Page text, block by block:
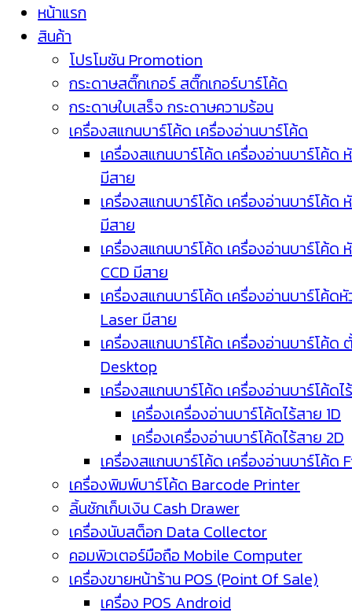
หน้าแรก
สินค้า
โปรโมชัน Promotion
กระดาษสติ๊กเกอร์ สติ๊กเกอร์บาร์โค้ด
กระดาษใบเสร็จ กระดาษความร้อน
เครื่องสแกนบาร์โค้ด เครื่องอ่านบาร์โค้ด
เครื่องสแกนบาร์โค้ด เครื่องอ่านบาร์โค้ด
มีสาย
เครื่องสแกนบาร์โค้ด เครื่องอ่านบาร์โค้ด
มีสาย
เครื่องสแกนบาร์โค้ด เครื่องอ่านบาร์โค้ด
CCD มีสาย
เครื่องสแกนบาร์โค้ด เครื่องอ่านบาร์โค้ด
Laser มีสาย
เครื่องสแกนบาร์โค้ด เครื่องอ่านบาร์โค้ด
Desktop
เครื่องสแกนบาร์โค้ด เครื่องอ่านบาร์โค้ดไ
เครื่องเครื่องอ่านบาร์โค้ดไร้สาย 1D
เครื่องเครื่องอ่านบาร์โค้ดไร้สาย 2D
เครื่องสแกนบาร์โค้ด เครื่องอ่านบาร์โค้ด
เครื่องพิมพ์บาร์โค้ด Barcode Printer
ลิ้นชักเก็บเงิน Cash Drawer
เครื่องนับสต็อก Data Collector
คอมพิวเตอร์มือถือ Mobile Computer
เครื่องขายหน้าร้าน POS (Point Of Sale)
เครื่อง POS Android